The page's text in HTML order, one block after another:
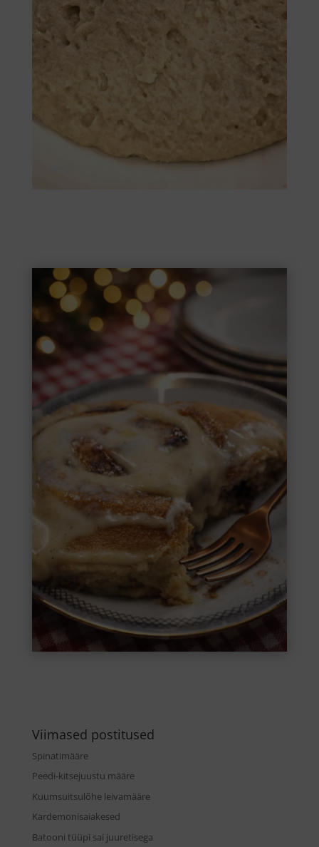
Viimased postitused
Spinatimääre
Peedi-kitsejuustu määre
Kuumsuitsulõhe leivamääre
Kardemonisaiakesed
Batooni tüüpi sai juuretisega